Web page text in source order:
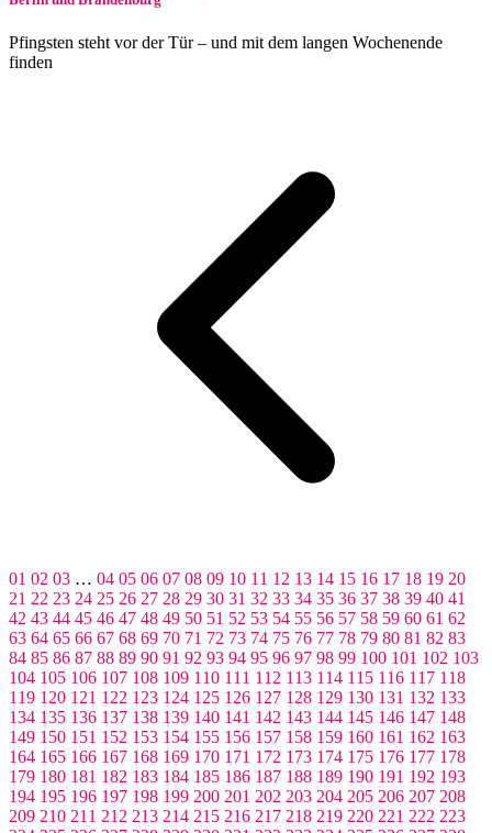
Pfingsten steht vor der Tür – und mit dem langen Wochenende
finden
01 02 03 … 04 05 06 07 08 09 10 11 12 13 14 15 16 17 18 19 20
21 22 23 24 25 26 27 28 29 30 31 32 33 34 35 36 37 38 39 40 41
42 43 44 45 46 47 48 49 50 51 52 53 54 55 56 57 58 59 60 61 62
63 64 65 66 67 68 69 70 71 72 73 74 75 76 77 78 79 80 81 82 83
84 85 86 87 88 89 90 91 92 93 94 95 96 97 98 99 100 101 102 103
104 105 106 107 108 109 110 111 112 113 114 115 116 117 118
119 120 121 122 123 124 125 126 127 128 129 130 131 132 133
134 135 136 137 138 139 140 141 142 143 144 145 146 147 148
149 150 151 152 153 154 155 156 157 158 159 160 161 162 163
164 165 166 167 168 169 170 171 172 173 174 175 176 177 178
179 180 181 182 183 184 185 186 187 188 189 190 191 192 193
194 195 196 197 198 199 200 201 202 203 204 205 206 207 208
209 210 211 212 213 214 215 216 217 218 219 220 221 222 223